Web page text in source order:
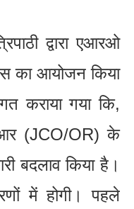
द्वारा एआरओ
का आयोजन किया
कराया गया कि,
(JCO/OR) के
बदलाव किया है।
में होगी। पहले